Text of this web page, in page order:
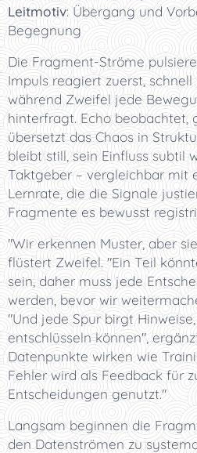
Leitmotiv: Übergang und
Begegnung
Die Fragment-Ströme
Impuls reagiert zuerst, schnell
während Zweifel jede
hinterfragt. Echo beobachtet,
übersetzt das Chaos in
bleibt still, sein Einfluss subtil
Taktgeber – vergleichbar mit
Lernrate, die die Signale
Fragmente es bewusst
"Wir erkennen Muster, aber
flüstert Zweifel. "Ein Teil
sein, daher muss jede
werden, bevor wir
"Und jede Spur birgt
entschlüsseln können",
Datenpunkte wirken wie
Fehler wird als Feedback für
Entscheidungen genutzt."
Langsam beginnen die
den Datenströmen zu